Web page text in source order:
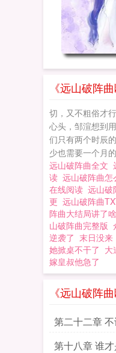
《远山破阵
切，又不粗俗才
心头，邹渲想到
们只有两个时辰
少也需要一个月
远山破阵曲全文
读 远山破阵曲怎
在线阅读 远山破
更 远山破阵曲
阵曲大结局讲了啥
山破阵曲完整版
逆袭了 末日没来
她掀桌不干了 大
嫁皇叔他急了
《远山破阵
第二十二章
第十八章 谁